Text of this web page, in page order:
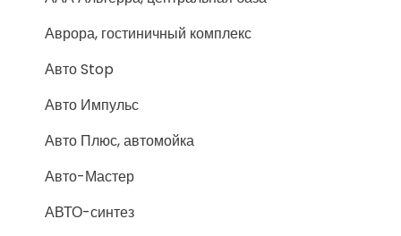
Аврора, гостиничный комплекс
Авто Stop
Авто Импульс
Авто Плюс, автомойка
Авто-Мастер
АВТО-синтез